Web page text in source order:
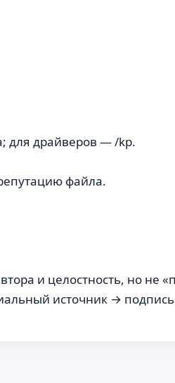
для драйверов — /kp.
файла.
и целостность, но не
источник →